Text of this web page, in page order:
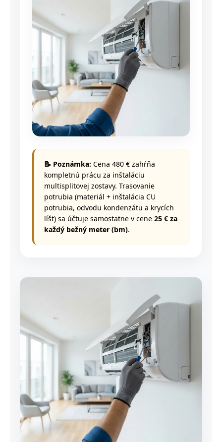
📝 Poznámka: Cena 480 € zahŕňa
kompletnú prácu za inštaláciu
multisplitovej zostavy. Trasovanie
potrubia (materiál + inštalácia CU
potrubia, odvodu kondenzátu a krycích
líšt) sa účtuje samostatne v cene 25 € za
každý bežný meter (bm).